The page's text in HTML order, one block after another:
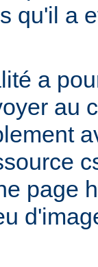
qu'il a
a
au
page